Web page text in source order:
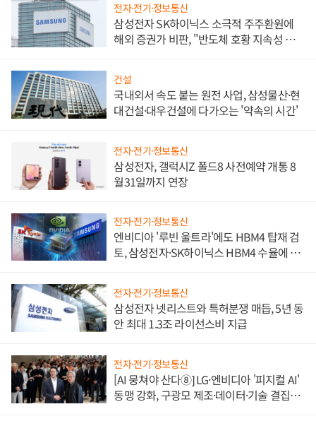
전자·전기·정보통신
삼성전자 SK하이닉스 소극적 주주환원에
해외 증권가 비판, "반도체 호황 지속성 의
건설
국내외서 속도 붙는 원전 사업, 삼성물산·현
대건설·대우건설에 다가오는 '약속의 시간'
전자·전기·정보통신
삼성전자, 갤럭시Z 폴드8 사전예약 개통 8
월31일까지 연장
전자·전기·정보통신
엔비디아 '루빈 울트라'에도 HBM4 탑재 검
토, 삼성전자·SK하이닉스 HBM4 수율에 주
전자·전기·정보통신
삼성전자 넷리스트와 특허분쟁 매듭, 5년 동
안 최대 1.3조 라이선스비 지급
전자·전기·정보통신
[AI 뭉쳐야 산다⑧] LG·엔비디아 '피지컬 AI'
동맹 강화, 구광모 제조·데이터·기술 결집